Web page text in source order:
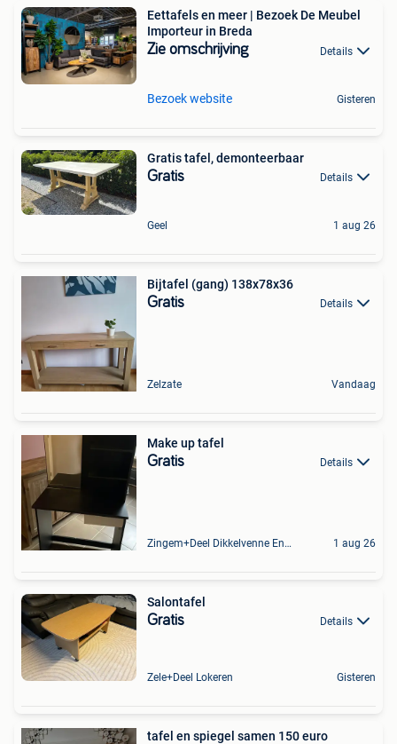
Eettafels en meer | Bezoek De Meubel
Importeur in Breda
Zie omschrijving Details
Bezoek website Gisteren
Gratis tafel, demonteerbaar
Gratis Details
Geel 1 aug 26
Bijtafel (gang) 138x78x36
Gratis Details
Zelzate Vandaag
Make up tafel
Gratis Details
Zingem+Deel Dikkelvenne En Nederzwalm-Hermelgem 1 aug 26
Salontafel
Gratis Details
Zele+Deel Lokeren Gisteren
tafel en spiegel samen 150 euro